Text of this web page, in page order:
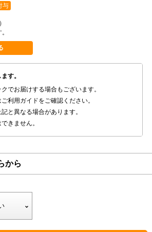
与
す。
でお届けする場合もございます。
利用ガイドをご確認ください。
と異なる場合があります。
きません。
から